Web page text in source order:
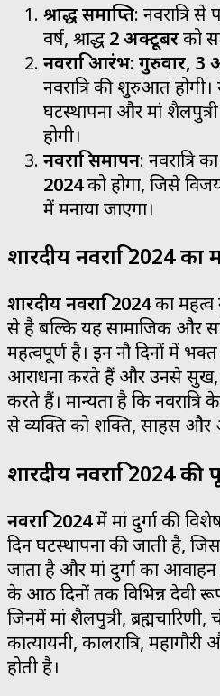
श्राद्ध समाप्ति: नवरात्रि से
वर्ष, श्राद्ध 2 अक्टूबरको
नवरात्रि आरंभ: गुरुवार, 3
नवरात्रि की शुरुआत होगी।
घटस्थापना और मां
होगी।
नवरात्रि समापन: नवरात्रि
2024को होगा, जिसे
में मनाया जाएगा।
शारदीय नवरात्रि 2024 का
शारदीय नवरात्रि 2024का महत्व
से है बल्कि यह सामाजिक और
महत्वपूर्ण है। इन नौ दिनों में
आराधना करते हैं और उनसे सुख,
करते हैं। मान्यता है कि नवरात्रि
से व्यक्ति को शक्ति, साहस और
शारदीय नवरात्रि 2024 की
नवरात्रि 2024में मां दुर्गा की
दिन घटस्थापना की जाती है,
जाता है और मां दुर्गा का
के आठ दिनों तक विभिन्न देवी
जिनमें मां शैलपुत्री, ब्रह्मचारिणी,
कात्यायनी, कालरात्रि, महागौरी
होती है।